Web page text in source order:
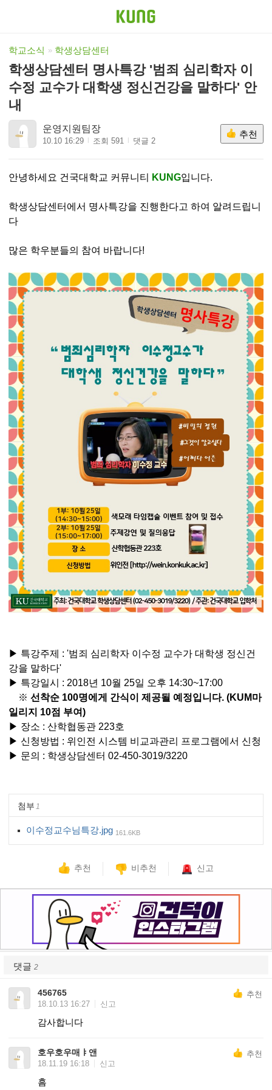
학교소식 학생상담센터
학생상담센터 명사특강 '범죄 심리학자 이
수정 교수가 대학생 정신건강을 말하다' 안
내
운영지원팀장
10.10 16:29 조회 591 댓글 2
추천
안녕하세요 건국대학교 커뮤니티 KUNG입니다.
학생상담센터에서 명사특강을 진행한다고 하여 알려드립니
다
많은 학우분들의 참여 바랍니다!
▶ 특강주제 : '범죄 심리학자 이수정 교수가 대학생 정신건
강을 말하다'
▶ 특강일시 : 2018년 10월 25일 오후 14:30~17:00
※ 선착순 100명에게 간식이 제공될 예정입니다. (KUM마
일리지 10점 부여)
▶ 장소 : 산학협동관 223호
▶ 신청방법 : 위인전 시스템 비교과관리 프로그램에서 신청
▶ 문의 : 학생상담센터 02-450-3019/3220
첨부 1
이수정교수님특강.jpg 161.6KB
추천 비추천 신고
댓글 2
456765
추천
18.10.13 16:27
신고
감사합니다
호우호우매ㅑ앤
추천
18.11.19 16:18
신고
흠